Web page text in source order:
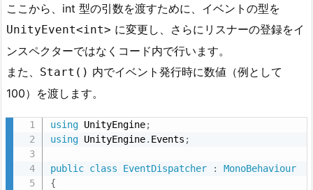
ス
ク
リ
プ
ト
メ
ソ
ド
ここから、int 型の引数を渡すために、イベントの型を
UnityEvent<int> に変更し、さらにリスナーの登録をイ
ンスペクターではなくコード内で行います。
また、 Start() 内でイベント発行時に数値（例として
100）を渡します。
using UnityEngine;
using UnityEngine. Events ;
public class EventDispatcher :
MonoBehaviour
{